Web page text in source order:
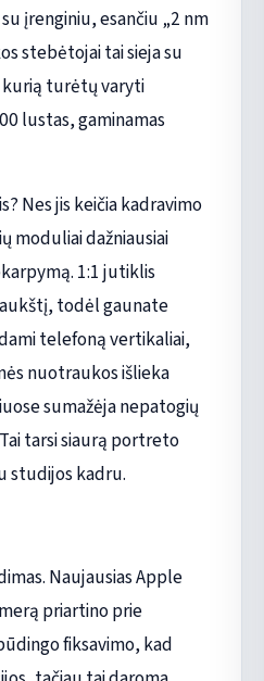
įrenginiu, esančiu „2 nm
stebėtojai tai sieja su
kurią turėtų varyti
lustas, gaminamas
Nes jis keičia kadravimo
moduliai dažniausiai
1:1 jutiklis
todėl gaunate
telefoną vertikaliai,
nuotraukos išlieka
sumažėja nepatogių
tarsi siaurą portreto
studijos kadru.
Naujausias Apple
priartino prie
fiksavimo, kad